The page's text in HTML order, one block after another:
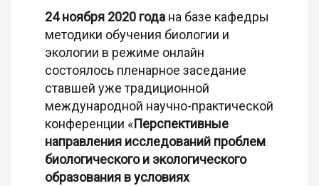
24 ноября 2020 года на базе кафедры
методики обучения биологии и
экологии в режиме онлайн
состоялось пленарное заседание
ставшей уже традиционной
международной научно-практической
конференции «Перспективные
направления исследований проблем
биологического и экологического
образования в условиях